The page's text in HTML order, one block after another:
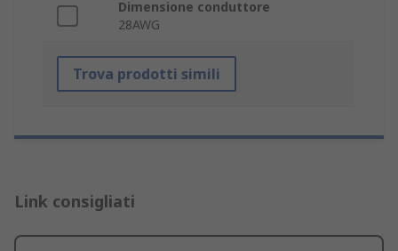
Dimensione conduttore
28AWG
Trova prodotti simili
Link consigliati